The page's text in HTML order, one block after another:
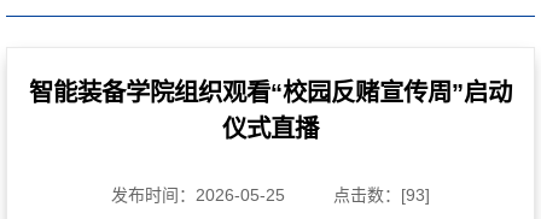
智能装备学院组织观看“校园反赌宣传周”启动
仪式直播
发布时间：2026-05-25 点击数：[93]